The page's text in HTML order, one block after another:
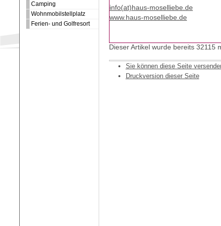
Camping
Wohnmobilstellplatz
Ferien- und Golfresort
info(at)haus-moselliebe.de
www.haus-moselliebe.de
Dieser Artikel wurde bereits 32115
Sie können diese Seite
Druckversion dieser Seite